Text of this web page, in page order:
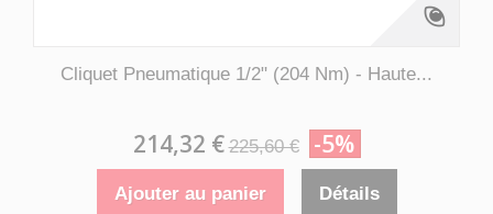
Cliquet Pneumatique 1/2" (204 Nm) - Haute...
214,32 € 225,60 € -5%
Ajouter au panier Détails